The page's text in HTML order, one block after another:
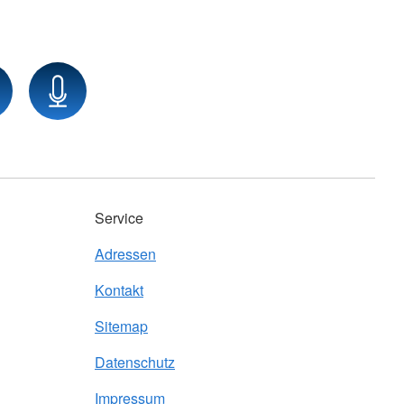
Service
Adressen
Kontakt
Sitemap
Datenschutz
Impressum